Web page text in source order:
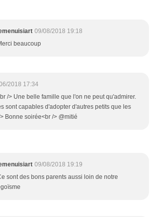
09/08/2018 19:18
beaucoup
2018 17:34
/> Une belle famille que l'on ne peut qu'admirer.
sont capables d'adopter d'autres petits que les
Bonne soirée<br /> @mitié
09/08/2018 19:19
sont des bons parents aussi loin de notre